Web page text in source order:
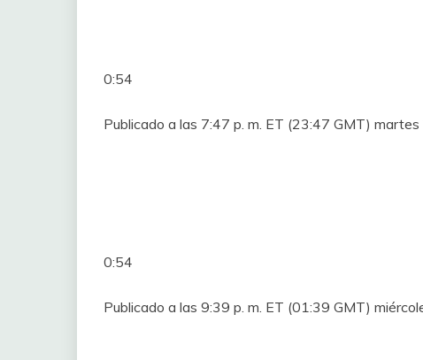
0:54
Publicado a las 7:47 p. m. ET (23:47 GMT)
0:54
Publicado a las 9:39 p. m. ET (01:39 GMT)